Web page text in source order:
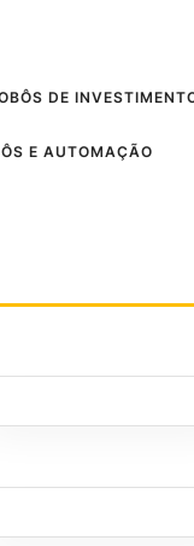
DE
E AUTOMAÇÃO